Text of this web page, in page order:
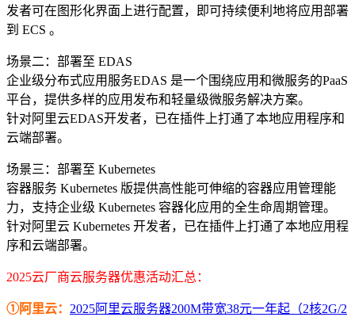
发者可在图形化界面上进行配置，即可持续便利地将应用部署
到 ECS 。
场景二：部署至 EDAS
企业级分布式应用服务EDAS 是一个围绕应用和微服务的PaaS
平台，提供多样的应用发布和轻量级微服务解决方案。
针对阿里云EDAS开发者，已在插件上打通了本地应用程序和
云端部署。
场景三：部署至 Kubernetes
容器服务 Kubernetes 版提供高性能可伸缩的容器应用管理能
力，支持企业级 Kubernetes 容器化应用的全生命周期管理。
针对阿里云 Kubernetes 开发者，已在插件上打通了本地应用程
序和云端部署。
2025云厂商云服务器优惠活动汇总：
①阿里云： 2025阿里云服务器200M带宽38元一年起（2核2G/2